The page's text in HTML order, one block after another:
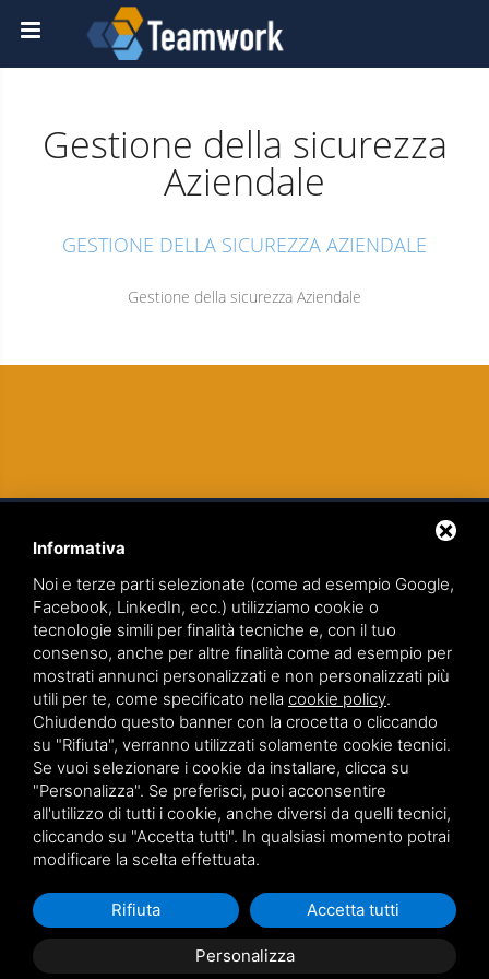
Gestione della sicurezza
Aziendale
GESTIONE DELLA SICUREZZA AZIENDALE
Gestione della sicurezza Aziendale
TEAMWORK S.R.L. | VIA CANOBIO, 10 - 28100 NOVARA
TEL.0321 391066– FAX 0321 399869
P.IVA. 01836570034
VIA GIOVANNI BATTISTA PIRELLI 9 - 20124 MILANO
TEL.02 36539310
Sitemap|Privacy policy|Note legali
Questo sito è protetto da Google reCAPTCHA v3,Privacy Policy di Google.
Informativa
Noi e terze parti selezionate (come ad esempio Google,
Facebook, LinkedIn, ecc.) utilizziamo cookie o
tecnologie simili per finalità tecniche e, con il tuo
consenso, anche per altre finalità come ad esempio per
mostrati annunci personalizzati e non personalizzati più
utili per te, come specificato nella cookie policy.
Chiudendo questo banner con la crocetta o cliccando
su "Rifiuta", verranno utilizzati solamente cookie tecnici.
Se vuoi selezionare i cookie da installare, clicca su
"Personalizza". Se preferisci, puoi acconsentire
all'utilizzo di tutti i cookie, anche diversi da quelli tecnici,
cliccando su "Accetta tutti". In qualsiasi momento potrai
modificare la scelta effettuata.
Personalizza
Rifiuta Accetta tutti